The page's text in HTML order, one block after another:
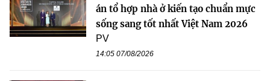
án tổ hợp nhà ở kiến tạo chuẩn mực
sống sang tốt nhất Việt Nam 2026
PV
14:05 07/08/2026